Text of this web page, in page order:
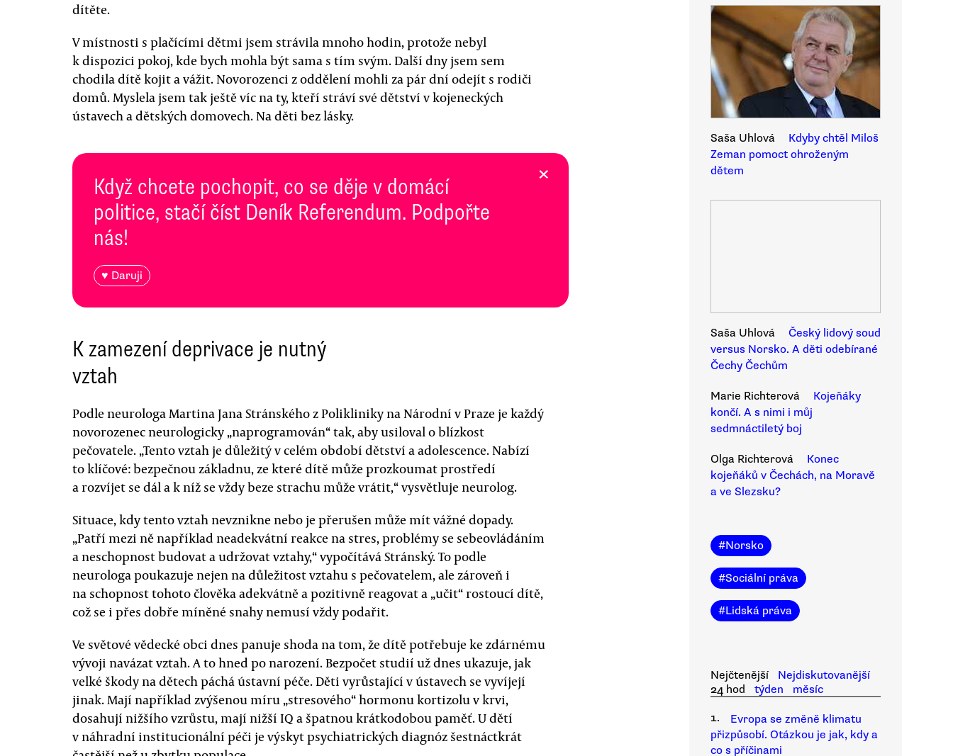
dítěte.
V místnosti s plačícími dětmi jsem strávila mnoho hodin, protože nebyl
k dispozici pokoj, kde bych mohla být sama s tím svým. Další dny jsem sem
chodila dítě kojit a vážit. Novorozenci z oddělení mohli za pár dní odejít s rodiči
domů. Myslela jsem tak ještě víc na ty, kteří stráví své dětství v kojeneckých
ústavech a dětských domovech. Na děti bez lásky.
Když chcete pochopit, co se děje v domácí
politice, stačí číst Deník Referendum. Podpořte
nás!
♥ Daruji
×
K zamezení deprivace je nutný
vztah
Podle neurologa Martina Jana Stránského z Polikliniky na Národní v Praze je každý
novorozenec neurologicky „naprogramován“ tak, aby usiloval o blízkost
pečovatele. „Tento vztah je důležitý v celém období dětství a adolescence. Nabízí
to klíčové: bezpečnou základnu, ze které dítě může prozkoumat prostředí
a rozvíjet se dál a k níž se vždy beze strachu může vrátit,“ vysvětluje neurolog.
Situace, kdy tento vztah nevznikne nebo je přerušen může mít vážné dopady.
„Patří mezi ně například neadekvátní reakce na stres, problémy se sebeovládáním
a neschopnost budovat a udržovat vztahy,“ vypočítává Stránský. To podle
neurologa poukazuje nejen na důležitost vztahu s pečovatelem, ale zároveň i
na schopnost tohoto člověka adekvátně a pozitivně reagovat a „učit“ rostoucí dítě,
což se i přes dobře míněné snahy nemusí vždy podařit.
Ve světové vědecké obci dnes panuje shoda na tom, že dítě potřebuje ke zdárnému
vývoji navázat vztah. A to hned po narození. Bezpočet studií už dnes ukazuje, jak
velké škody na dětech páchá ústavní péče. Děti vyrůstající v ústavech se vyvíjejí
jinak. Mají například zvýšenou míru „stresového“ hormonu kortizolu v krvi,
dosahují nižšího vzrůstu, mají nižší IQ a špatnou krátkodobou paměť. U dětí
v náhradní institucionální péči je výskyt psychiatrických diagnóz šestnáctkrát
Saša Uhlová
Kdyby chtěl Miloš
Zeman pomoct ohroženým
dětem
Saša Uhlová
Český lidový soud
versus Norsko. A děti odebírané
Čechy Čechům
Marie Richterová
Kojeňáky
končí. A s nimi i můj
sedmnáctiletý boj
Olga Richterová
Konec
kojeňáků v Čechách, na Moravě
a ve Slezsku?
#Norsko
#Sociální práva
#Lidská práva
Nejčtenější
Nejdiskutovanější
24 hod
týden
měsíc
1.
Evropa se změně klimatu
přizpůsobí. Otázkou je jak, kdy a
co s příčinami